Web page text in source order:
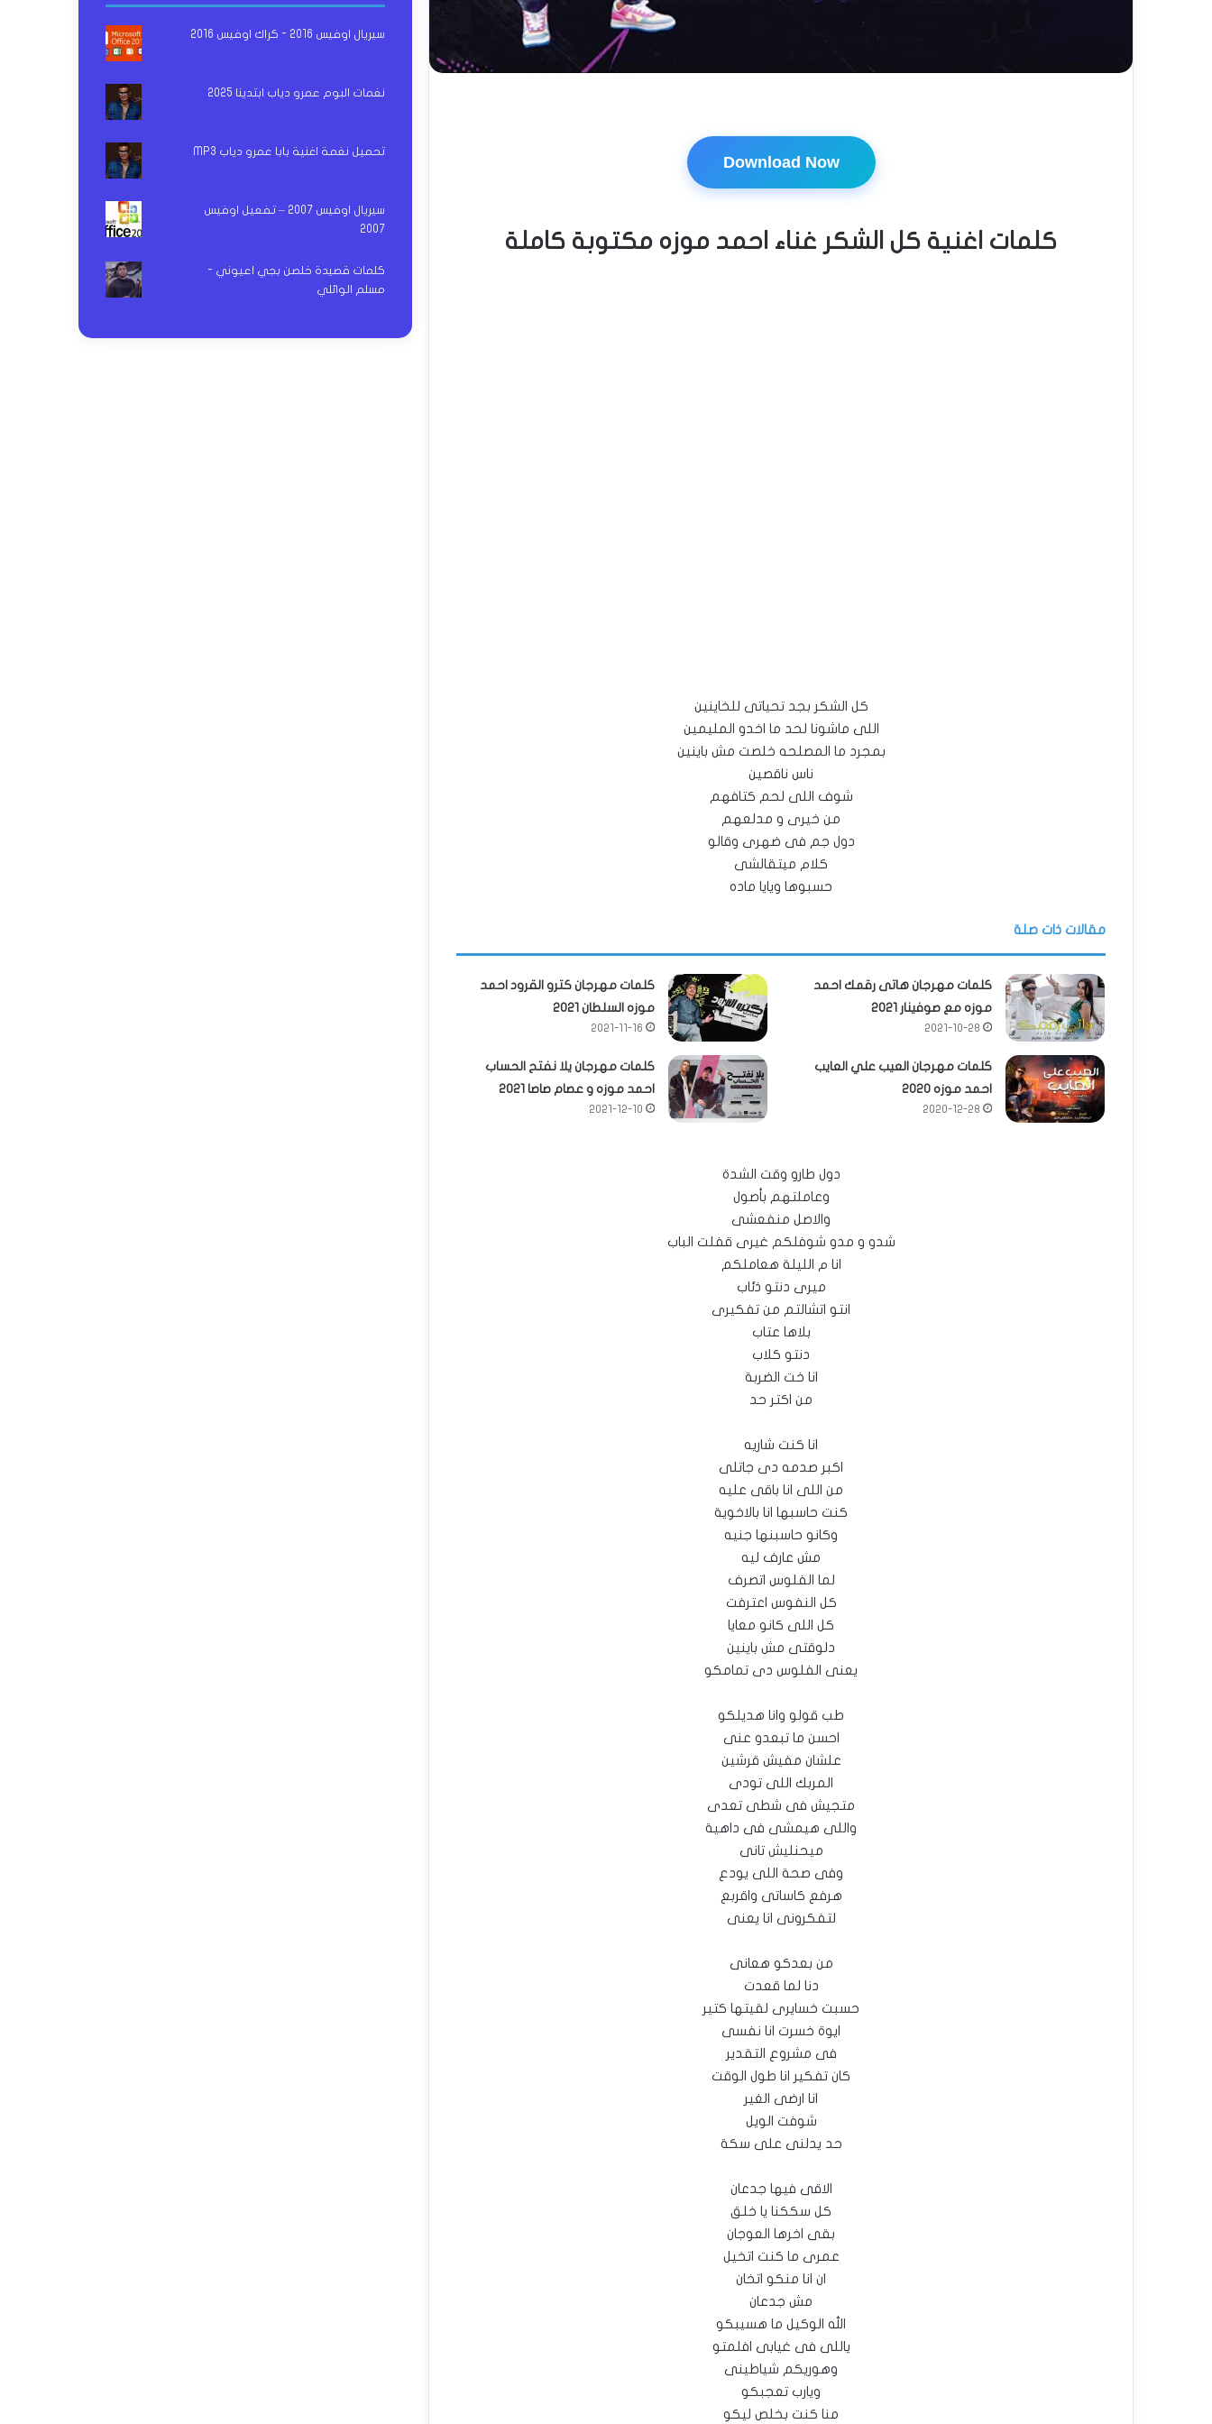
Download Now
كلمات اغنية كل الشكر غناء احمد موزه مكتوبة كاملة
كل الشكر بجد تحياتى للخاينين
اللى ماشونا لحد ما اخدو المليمين
بمجرد ما المصلحه خلصت مش باينين
ناس ناقصين
شوف اللى لحم كتافهم
من خيرى و مدلعهم
دول جم فى ضهرى وقالو
كلام ميتقالشى
حسبوها ويايا ماده
مقالات ذات صلة
كلمات مهرجان هاتى رقمك احمد
موزه مع صوفينار 2021
2021-10-28
كلمات مهرجان كترو القرود احمد
موزه السلطان 2021
2021-11-16
كلمات مهرجان العيب علي العايب
احمد موزه 2020
2020-12-28
كلمات مهرجان يلا نفتح الحساب
احمد موزه و عصام صاصا 2021
2021-12-10
دول طارو وقت الشدة
وعاملتهم بأصول
والاصل منفعشى
شدو و مدو شوفلكم غيرى قفلت الباب
انا م الليلة هعاملكم
ميرى دنتو ذئاب
انتو اتشالتم من تفكيرى
بلاها عتاب
دنتو كلاب
انا خت الضربة
من اكتر حد
انا كنت شاريه
اكبر صدمه دى جاتلى
من اللى انا باقى عليه
كنت حاسبها انا بالاخوية
وكانو حاسبنها جنيه
مش عارف ليه
لما الفلوس اتصرف
كل النفوس اعترفت
كل اللى كانو معايا
دلوقتى مش باينين
يعنى الفلوس دى تمامكو
طب قولو وانا هديلكو
احسن ما تبعدو عنى
علشان مفيش قرشين
المربك اللى تودى
متجيش فى شطى تعدى
واللى هيمشى فى داهية
ميحنليش تانى
وفى صحة اللى يودع
هرفع كاساتى واقربع
لتفكرونى انا يعنى
من بعدكو هعانى
دنا لما قعدت
حسبت خسايرى لقيتها كتير
ايوة خسرت انا نفسى
فى مشروع التقدير
كان تفكير انا طول الوقت
انا ارضى الغير
شوفت الويل
حد يدلنى على سكة
الاقى فيها جدعان
كل سككنا يا خلق
بقى اخرها العوجان
عمرى ما كنت اتخيل
ان انا منكو اتخان
مش جدعان
الله الوكيل ما هسيبكو
ياللى فى غيابى افلمتو
وهوريكم شياطينى
ويارب تعجبكو
منا كنت بخلص ليكو
سيريال اوفيس 2016 - كراك اوفيس 2016
نغمات البوم عمرو دياب ابتدينا 2025
تحميل نغمة اغنية بابا عمرو دياب MP3
سيريال اوفيس 2007 – تفعيل اوفيس
2007
كلمات قصيدة خلصن بجي اعيوني -
مسلم الوائلي